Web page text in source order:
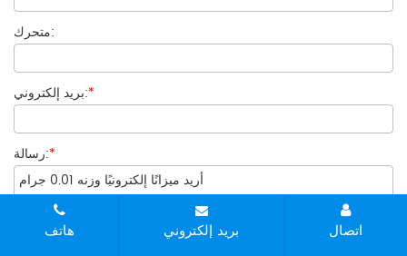
متحرك:
بريد إلكتروني:*
رسالة:*
هاتف بريد إلكتروني اتصال